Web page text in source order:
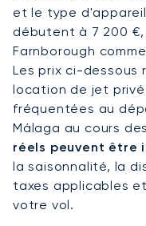
services au sol et
d’assurer une
et le type
débutent à 7 200
Farnborough
Les prix ci-
location de jet
fréquentées au
Málaga au cours
réels peuvent être
la saisonnalité, la
taxes applicables
votre vol.